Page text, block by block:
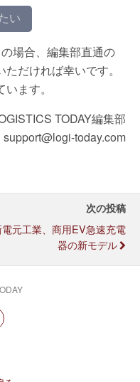
い
場合、編集部直通の
だければ幸いです。
ます。
TODAY編集部
support@logi-today.com
次の投稿
電元工業、商用EV急速充電
器の新モデル